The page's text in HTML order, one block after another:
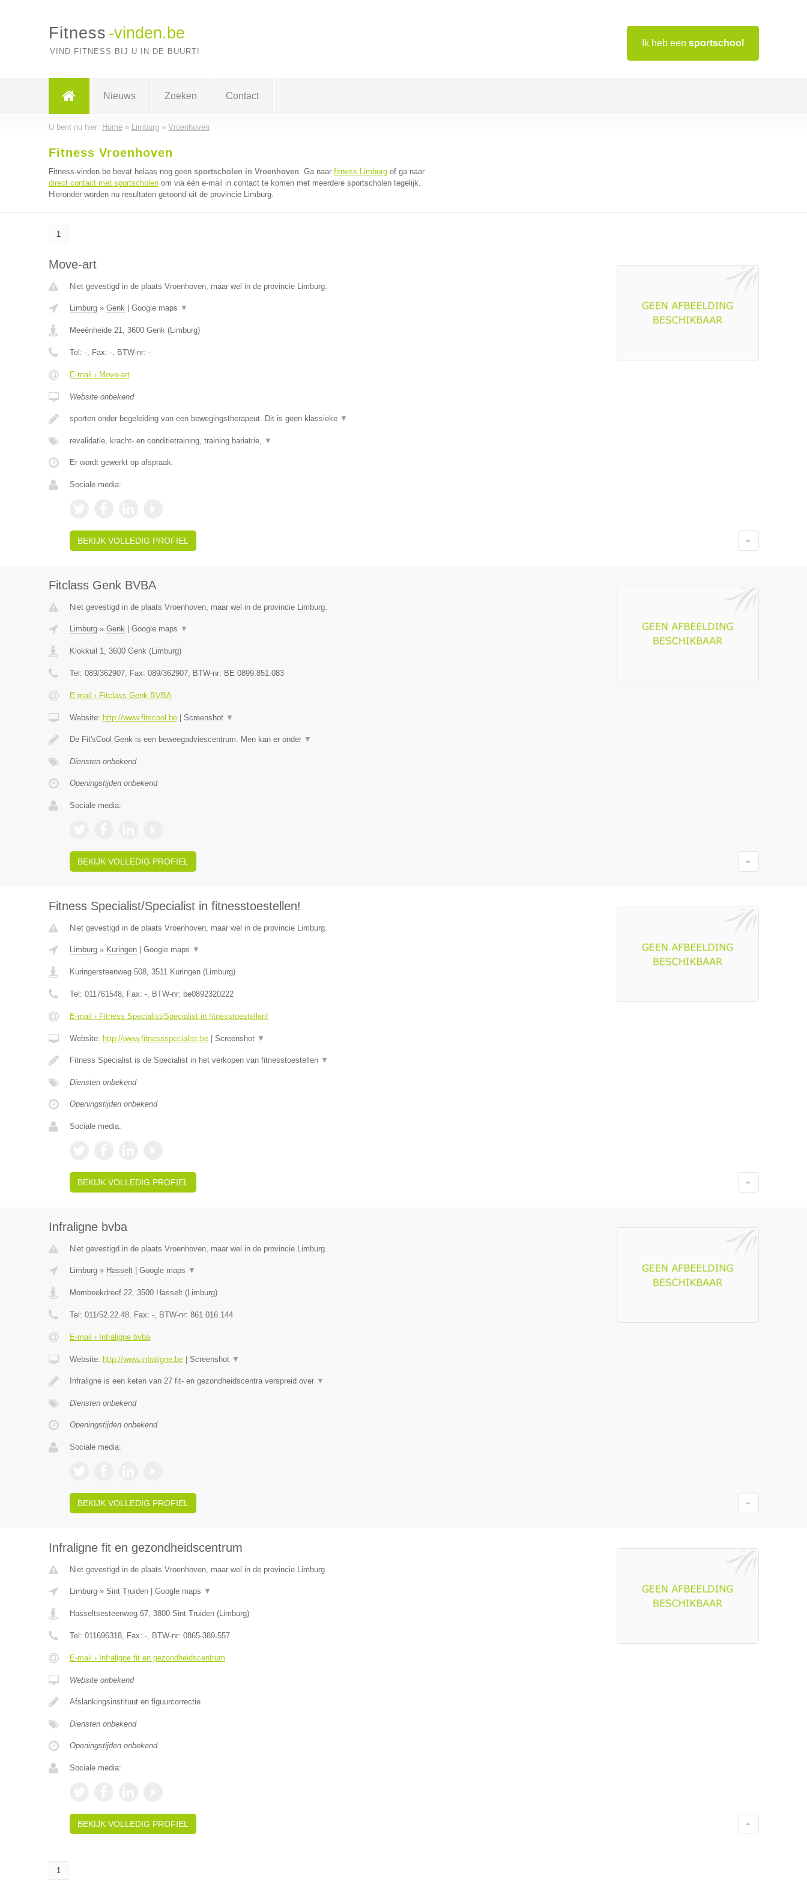
Ik heb een sportschool
Fitness -vinden.be
VIND FITNESS BIJ U IN DE BUURT!
Nieuws Zoeken Contact
U bent nu hier: Home» Limburg» Vroenhoven
Fitness Vroenhoven
Fitness-vinden.be bevat helaas nog geen sportscholen in Vroenhoven. Ga naar fitness Limburgof ga naar
direct contact met sportscholenom via één e-mail in contact te komen met meerdere sportscholen tegelijk.
Hieronder worden nu resultaten getoond uit de provincie Limburg.
1
Move-art
Niet gevestigd in de plaats Vroenhoven, maar wel in de provincie Limburg.
Limburg» Genk| Google maps ▼
Meeënheide 21, 3600 Genk(Limburg)
Tel: -, Fax: -, BTW-nr: -
E-mail › Move-art
Website onbekend
sporten onder begeleiding van een bewegingstherapeut. Dit is geen klassieke ▼
revalidatie, kracht- en conditietraining, training bariatrie, ▼
Er wordt gewerkt op afspraak.
Sociale media:
BEKIJK VOLLEDIG PROFIEL
Fitclass Genk BVBA
Niet gevestigd in de plaats Vroenhoven, maar wel in de provincie Limburg.
Limburg» Genk| Google maps ▼
Klokkuil 1, 3600 Genk(Limburg)
Tel: 089/362907, Fax: 089/362907, BTW-nr: BE 0899.851.083
E-mail › Fitclass Genk BVBA
Website: http://www.fitscool.be| Screenshot ▼
De Fit'sCool Genk is een beweegadviescentrum. Men kan er onder ▼
Diensten onbekend
Openingstijden onbekend
Sociale media:
BEKIJK VOLLEDIG PROFIEL
Fitness Specialist/Specialist in fitnesstoestellen!
Niet gevestigd in de plaats Vroenhoven, maar wel in de provincie Limburg.
Limburg» Kuringen| Google maps ▼
Kuringersteenweg 508, 3511 Kuringen(Limburg)
Tel: 011761548, Fax: -, BTW-nr: be0892320222
E-mail › Fitness Specialist/Specialist in fitnesstoestellen!
Website: http://www.fitnessspecialist.be| Screenshot ▼
Fitness Specialist is de Specialist in het verkopen van fitnesstoestellen ▼
Diensten onbekend
Openingstijden onbekend
Sociale media:
BEKIJK VOLLEDIG PROFIEL
Infraligne bvba
Niet gevestigd in de plaats Vroenhoven, maar wel in de provincie Limburg.
Limburg» Hasselt| Google maps ▼
Mombeekdreef 22, 3500 Hasselt(Limburg)
Tel: 011/52.22.48, Fax: -, BTW-nr: 861.016.144
E-mail › Infraligne bvba
Website: http://www.infraligne.be| Screenshot ▼
Infraligne is een keten van 27 fit- en gezondheidscentra verspreid over ▼
Diensten onbekend
Openingstijden onbekend
Sociale media:
BEKIJK VOLLEDIG PROFIEL
Infraligne fit en gezondheidscentrum
Niet gevestigd in de plaats Vroenhoven, maar wel in de provincie Limburg.
Limburg» Sint Truiden| Google maps ▼
Hasseltsesteenweg 67, 3800 Sint Truiden(Limburg)
Tel: 011696318, Fax: -, BTW-nr: 0865-389-557
E-mail › Infraligne fit en gezondheidscentrum
Website onbekend
Afslankingsinstituut en figuurcorrectie
Diensten onbekend
Openingstijden onbekend
Sociale media:
BEKIJK VOLLEDIG PROFIEL
1